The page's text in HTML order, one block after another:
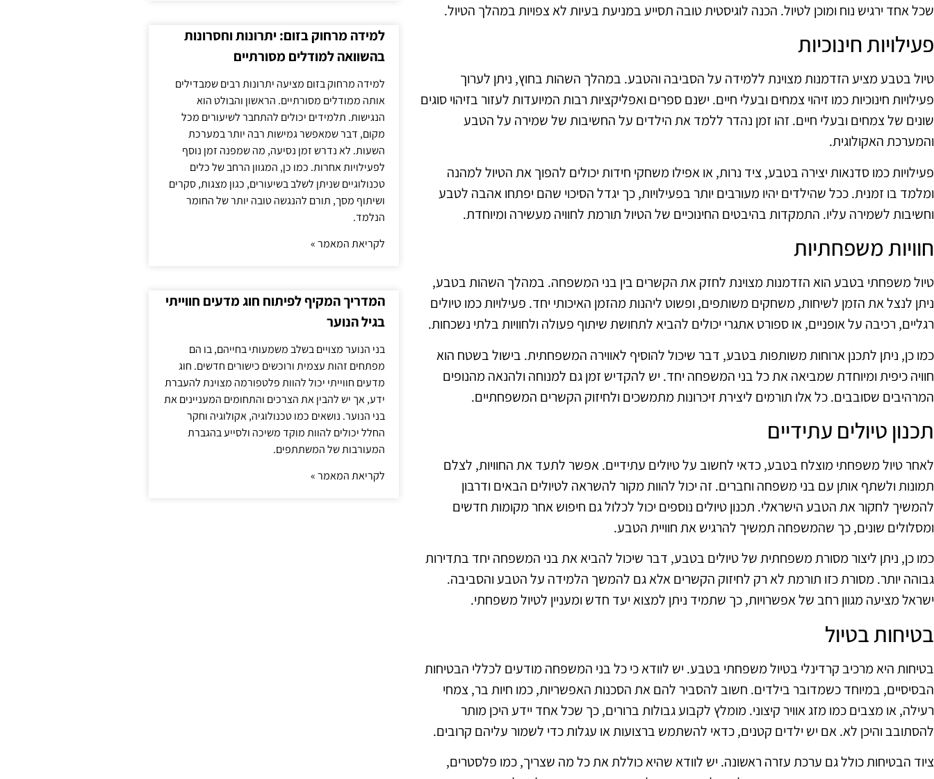
שכל אחד ירגיש נוח ומוכן לטיול. הכנה לוגיסטית טובה תסייע במניעת בעיות לא צפויות במהלך הטיול.
פעילויות חינוכיות
טיול בטבע מציע הזדמנות מצוינת ללמידה על הסביבה והטבע. במהלך השהות בחוץ, ניתן לערוך
פעילויות חינוכיות כמו זיהוי צמחים ובעלי חיים. ישנם ספרים ואפליקציות רבות המיועדות לעזור בזיהוי סוגים
שונים של צמחים ובעלי חיים. זהו זמן נהדר ללמד את הילדים על החשיבות של שמירה על הטבע
והמערכת האקולוגית.
פעילויות כמו סדנאות יצירה בטבע, ציד נרות, או אפילו משחקי חידות יכולים להפוך את הטיול למהנה
ומלמד בו זמנית. ככל שהילדים יהיו מעורבים יותר בפעילויות, כך יגדל הסיכוי שהם יפתחו אהבה לטבע
וחשיבות לשמירה עליו. התמקדות בהיבטים החינוכיים של הטיול תורמת לחוויה מעשירה ומיוחדת.
חוויות משפחתיות
טיול משפחתי בטבע הוא הזדמנות מצוינת לחזק את הקשרים בין בני המשפחה. במהלך השהות בטבע,
ניתן לנצל את הזמן לשיחות, משחקים משותפים, ופשוט ליהנות מהזמן האיכותי יחד. פעילויות כמו טיולים
רגליים, רכיבה על אופניים, או ספורט אתגרי יכולים להביא לתחושת שיתוף פעולה ולחוויות בלתי נשכחות.
כמו כן, ניתן לתכנן ארוחות משותפות בטבע, דבר שיכול להוסיף לאווירה המשפחתית. בישול בשטח הוא
חוויה כיפית ומיוחדת שמביאה את כל בני המשפחה יחד. יש להקדיש זמן גם למנוחה ולהנאה מהנופים
המרהיבים שסובבים. כל אלו תורמים ליצירת זיכרונות מתמשכים ולחיזוק הקשרים המשפחתיים.
תכנון טיולים עתידיים
לאחר טיול משפחתי מוצלח בטבע, כדאי לחשוב על טיולים עתידיים. אפשר לתעד את החוויות, לצלם
תמונות ולשתף אותן עם בני משפחה וחברים. זה יכול להוות מקור להשראה לטיולים הבאים ודרבון
להמשיך לחקור את הטבע הישראלי. תכנון טיולים נוספים יכול לכלול גם חיפוש אחר מקומות חדשים
ומסלולים שונים, כך שהמשפחה תמשיך להרגיש את חוויית הטבע.
כמו כן, ניתן ליצור מסורת משפחתית של טיולים בטבע, דבר שיכול להביא את בני המשפחה יחד בתדירות
גבוהה יותר. מסורת כזו תורמת לא רק לחיזוק הקשרים אלא גם להמשך הלמידה על הטבע והסביבה.
ישראל מציעה מגוון רחב של אפשרויות, כך שתמיד ניתן למצוא יעד חדש ומעניין לטיול משפחתי.
בטיחות בטיול
בטיחות היא מרכיב קרדינלי בטיול משפחתי בטבע. יש לוודא כי כל בני המשפחה מודעים לכללי הבטיחות
הבסיסיים, במיוחד כשמדובר בילדים. חשוב להסביר להם את הסכנות האפשריות, כמו חיות בר, צמחי
רעילה, או מצבים כמו מזג אוויר קיצוני. מומלץ לקבוע גבולות ברורים, כך שכל אחד יידע היכן מותר
להסתובב והיכן לא. אם יש ילדים קטנים, כדאי להשתמש ברצועות או עגלות כדי לשמור עליהם קרובים.
ציוד הבטיחות כולל גם ערכת עזרה ראשונה. יש לוודא שהיא כוללת את כל מה שצריך, כמו פלסטרים,
למידה מרחוק בזום: יתרונות וחסרונות
בהשוואה למודלים מסורתיים
למידה מרחוק בזום מציעה יתרונות רבים שמבדילים
אותה ממודלים מסורתיים. הראשון והבולט הוא
הנגישות. תלמידים יכולים להתחבר לשיעורים מכל
מקום, דבר שמאפשר גמישות רבה יותר במערכת
השעות. לא נדרש זמן נסיעה, מה שמפנה זמן נוסף
לפעילויות אחרות. כמו כן, המגוון הרחב של כלים
טכנולוגיים שניתן לשלב בשיעורים, כגון מצגות, סקרים
ושיתוף מסך, תורם להנגשה טובה יותר של החומר
הנלמד.
לקריאת המאמר »
המדריך המקיף לפיתוח חוג מדעים חווייתי
בגיל הנוער
בני הנוער מצויים בשלב משמעותי בחייהם, בו הם
מפתחים זהות עצמית ורוכשים כישורים חדשים. חוג
מדעים חווייתי יכול להוות פלטפורמה מצוינת להעברת
ידע, אך יש להבין את הצרכים והתחומים המעניינים את
בני הנוער. נושאים כמו טכנולוגיה, אקולוגיה וחקר
החלל יכולים להוות מוקד משיכה ולסייע בהגברת
המעורבות של המשתתפים.
לקריאת המאמר »